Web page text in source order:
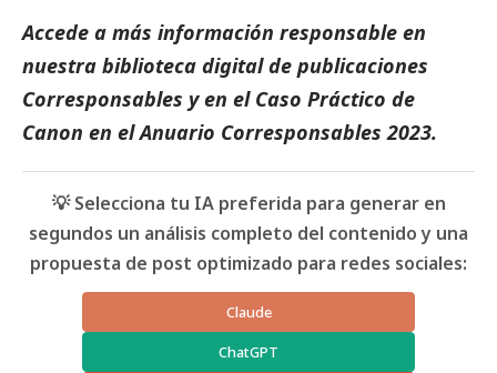
Accede a más información responsable en
nuestra biblioteca digital de publicaciones
Corresponsables y en el Caso Práctico de
Canon en elAnuario Corresponsables 2023.
💡 Selecciona tu IA preferida para generar en
segundos un análisis completo del contenido y una
propuesta de post optimizado para redes sociales:
Claude
ChatGPT